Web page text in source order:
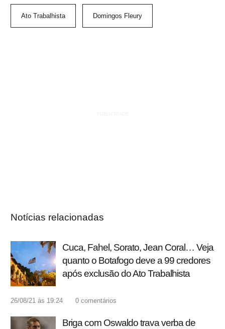
Ato Trabalhista Domingos Fleury
Notícias relacionadas
Cuca, Fahel, Sorato, Jean Coral… Veja
quanto o Botafogo deve a 99 credores
após exclusão do Ato Trabalhista
26/08/21 às 19:24 0 comentários
Briga com Oswaldo trava verba de